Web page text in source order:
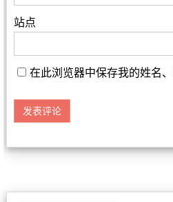
站点
在此浏览器中保存我的姓名